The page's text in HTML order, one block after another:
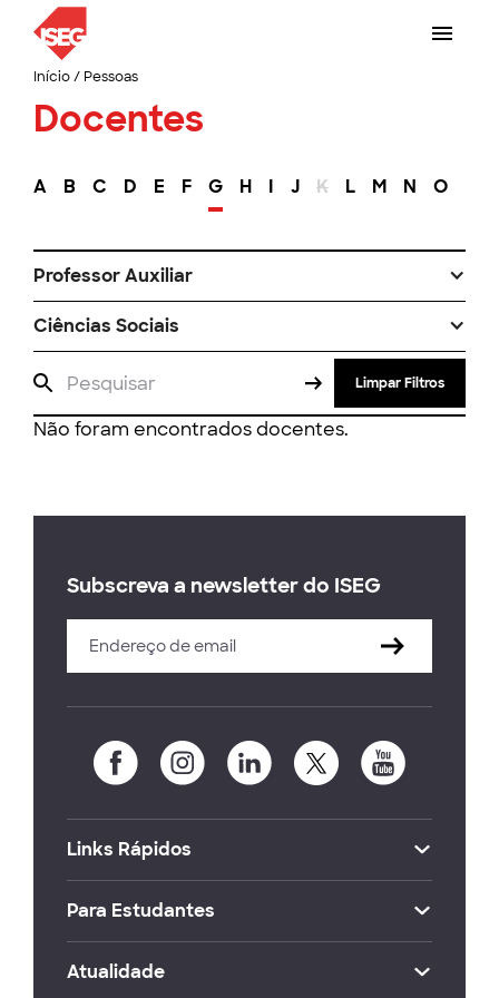
Início/ Pessoas
Docentes
A B C D E F G H I J K L M N O
Professor Auxiliar
Ciências Sociais
Limpar Filtros
Não foram encontrados docentes.
Subscreva a newsletter do ISEG
Links Rápidos
Para Estudantes
Atualidade